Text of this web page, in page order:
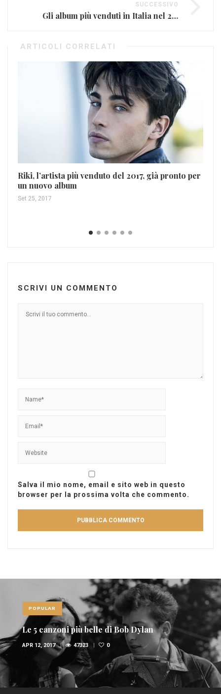
SUCCESSIVO
Gli album più venduti in Italia nel 2018
ARTICOLI CORRELATI
Riki, l’artista più venduto del 2017, già pronto per
un nuovo album
Set 25, 2017
SCRIVI UN COMMENTO
Salva il mio nome, email e sito web in questo
browser per la prossima volta che commento.
POPULAR
Le 5 canzoni più belle di Bob Dylan
APR 12, 2017 47323 0